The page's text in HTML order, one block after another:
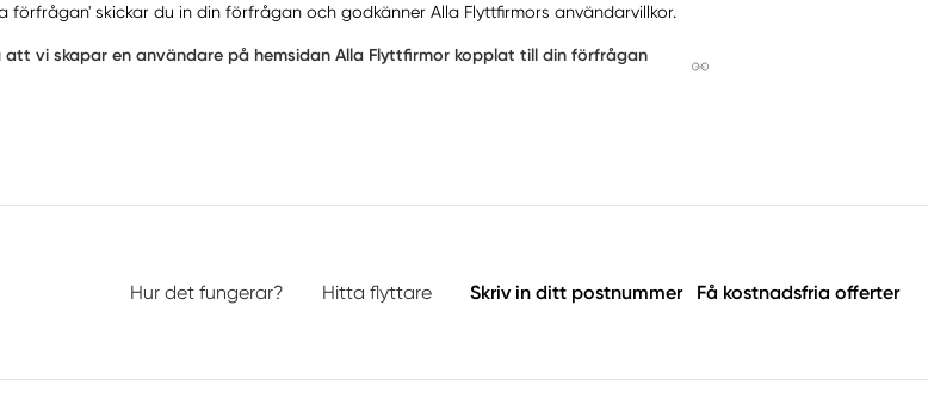
förfrågan' skickar du in din förfrågan och godkänner Alla Flyttfirmors användarvillkor.
vi skapar en användare på hemsidan Alla Flyttfirmor kopplat till din förfrågan
Hur det fungerar? Hitta flyttare Skriv in ditt postnummer Få kostnadsfria offerter